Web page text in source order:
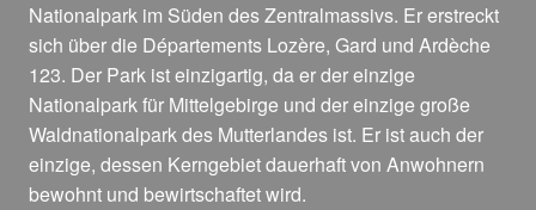
Nationalpark im Süden des Zentralmassivs. Er erstreckt
sich über die Départements Lozère, Gard und Ardèche
123. Der Park ist einzigartig, da er der einzige
Nationalpark für Mittelgebirge und der einzige große
Waldnationalpark des Mutterlandes ist. Er ist auch der
einzige, dessen Kerngebiet dauerhaft von Anwohnern
bewohnt und bewirtschaftet wird.